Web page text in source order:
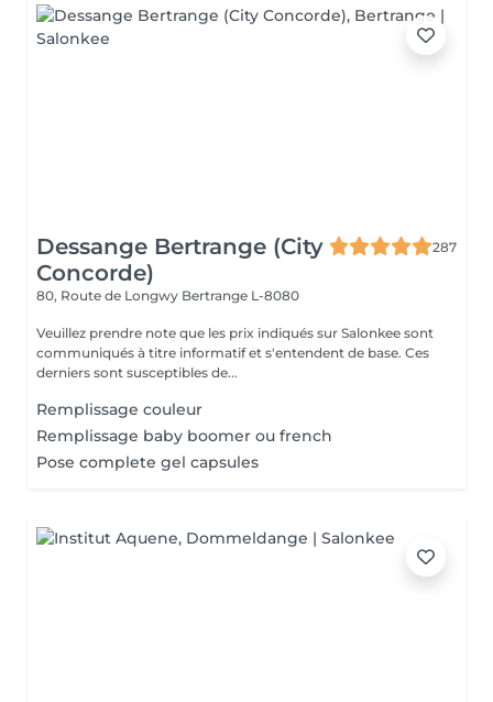
Dessange Bertrange (City
Concorde)
287
80, Route de Longwy Bertrange L-8080
Veuillez prendre note que les prix indiqués sur Salonkee sont
communiqués à titre informatif et s'entendent de base. Ces
derniers sont susceptibles de...
Remplissage couleur
Remplissage baby boomer ou french
Pose complete gel capsules